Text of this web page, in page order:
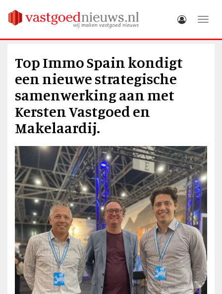
Top Immo Spain kondigt
een nieuwe strategische
samenwerking aan met
Kersten Vastgoed en
Makelaardij.